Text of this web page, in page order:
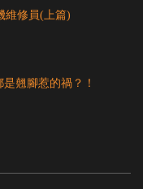
維修員(上篇)
翹腳惹的禍？！